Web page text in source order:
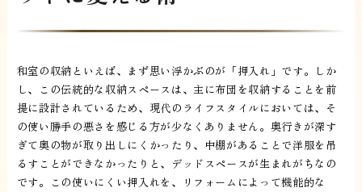
和室の収納といえば、まず思い浮かぶのが「押入れ」です。しか
し、この伝統的な収納スペースは、主に布団を収納することを前
提に設計されているため、現代のライフスタイルにおいては、そ
の使い勝手の悪さを感じる方が少なくありません。奥行きが深す
ぎて奥の物が取り出しにくかったり、中棚があることで洋服を吊
るすことができなかったりと、デッドスペースが生まれがちなの
です。この使いにくい押入れを、リフォームによって機能的な